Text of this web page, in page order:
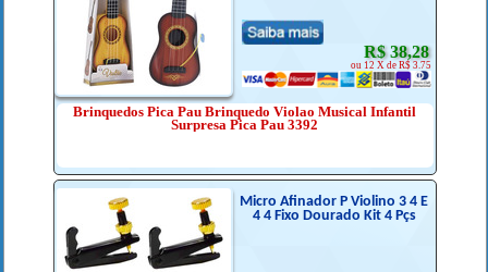
R$ 38,28
ou 12 X de R$ 3.75
Brinquedos Pica Pau Brinquedo Violao Musical Infantil
Surpresa Pica Pau 3392
Micro Afinador P Violino 3 4 E
4 4 Fixo Dourado Kit 4 Pçs